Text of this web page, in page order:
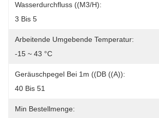
Wasserdurchfluss ((m3/h):
3 Bis 5
Arbeitende Umgebende Temperatur:
-15 ~ 43 °C
Geräuschpegel Bei 1m ((dB ((A)):
40 Bis 51
Min Bestellmenge: